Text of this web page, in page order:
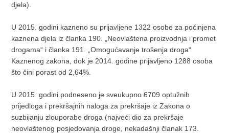
djela).
U 2015. godini kazneno su prijavljene 1322 osobe za počinjena
kaznena djela iz članka 190. „Neovlaštena proizvodnja i promet
drogama“ i članka 191. „Omogućavanje trošenja droga“
Kaznenog zakona, dok je 2014. godine prijavljeno 1288 osoba
što čini porast od 2,64%.
U 2015. godini podneseno je sveukupno 6709 optužnih
prijedloga i prekršajnih naloga za prekršaje iz Zakona o
suzbijanju zlouporabe droga (najveći dio za prekršaje
neovlaštenog posjedovanja droge, nekadašnji članak 173.